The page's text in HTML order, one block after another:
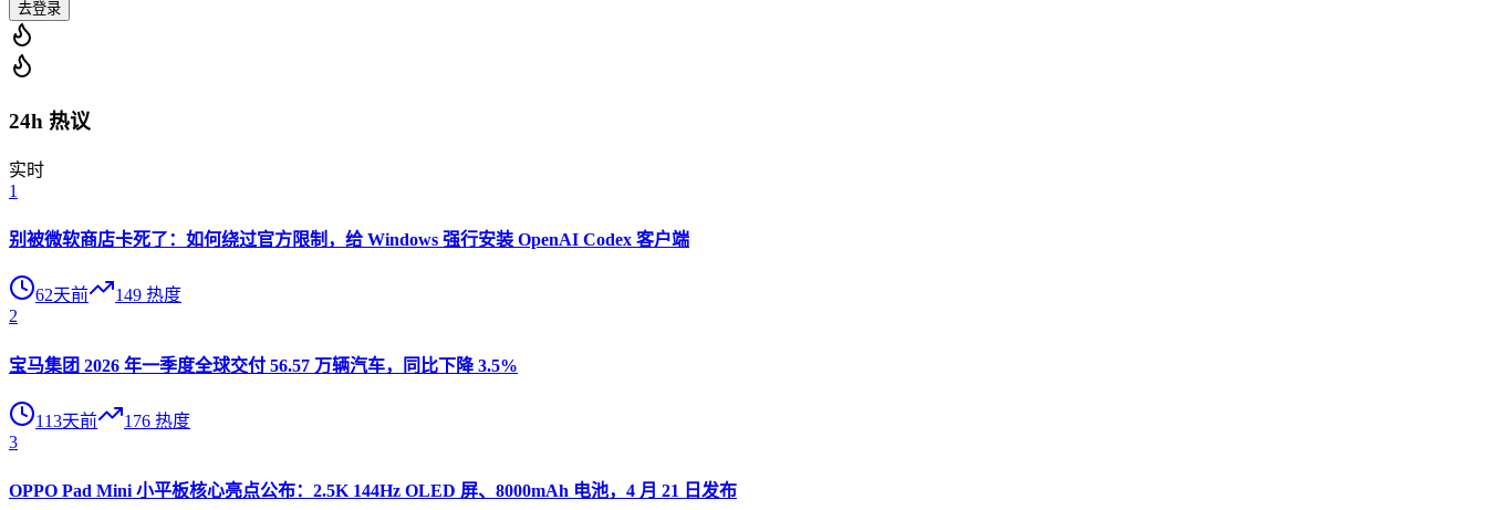
去登录
24h 热议
实时
1
别被微软商店卡死了：如何绕过官方限制，给 Windows 强行安装 OpenAI Codex 客户端
62天前 149 热度
2
宝马集团 2026 年一季度全球交付 56.57 万辆汽车，同比下降 3.5%
113天前 176 热度
3
OPPO Pad Mini 小平板核心亮点公布：2.5K 144Hz OLED 屏、8000mAh 电池，4 月 21 日发布